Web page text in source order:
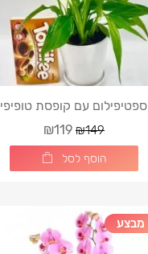
ספטיפילום עם קופסת טופיפי
₪149
₪119
הוסף לסל
מבצע